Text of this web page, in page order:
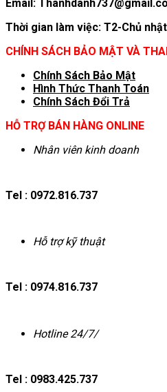
Email:
Thời gian làm việc: T2-Chủ
CHÍNH SÁCH BẢO MẬT VÀ
Chính Sách Bảo Mật
Hình Thức Thanh Toán
Chính Sách Đổi Trả
HỖ TRỢ BÁN HÀNG ONLINE
Nhân viên kinh doanh
Tel : 0972.816.737
Hỗ trợ kỹ thuật
Tel : 0974.816.737
Hotline 24/7/
Tel : 0983.425.737